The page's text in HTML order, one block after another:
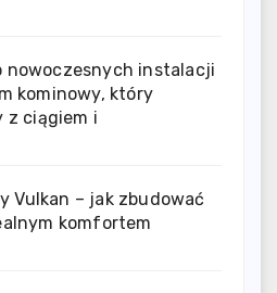
nowoczesnych instalacji
kominowy, który
z ciągiem i
Vulkan – jak zbudować
komfortem